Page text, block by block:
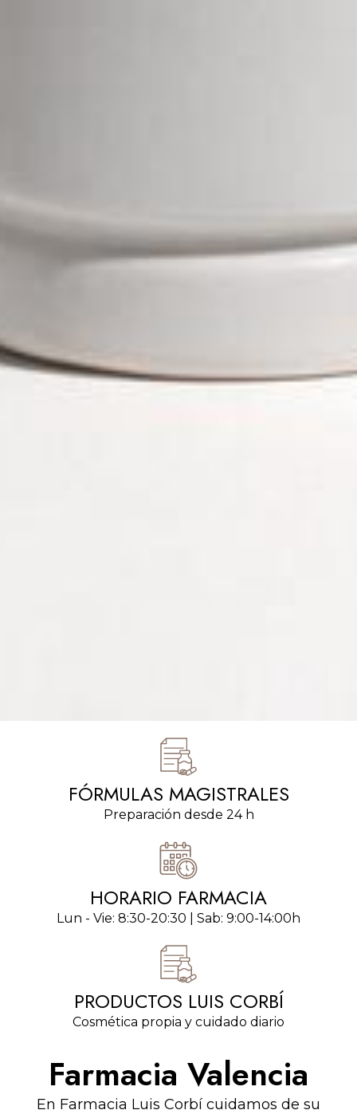
FÓRMULAS MAGISTRALES
Preparación desde 24 h
HORARIO FARMACIA
Lun - Vie: 8:30-20:30 | Sab: 9:00-14:00h
PRODUCTOS LUIS CORBÍ
Cosmética propia y cuidado diario
Farmacia Valencia
En Farmacia Luis Corbí cuidamos de su